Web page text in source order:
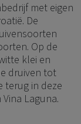
met eigen
De
Op de
klei en
druiven tot
terug in deze
Laguna.